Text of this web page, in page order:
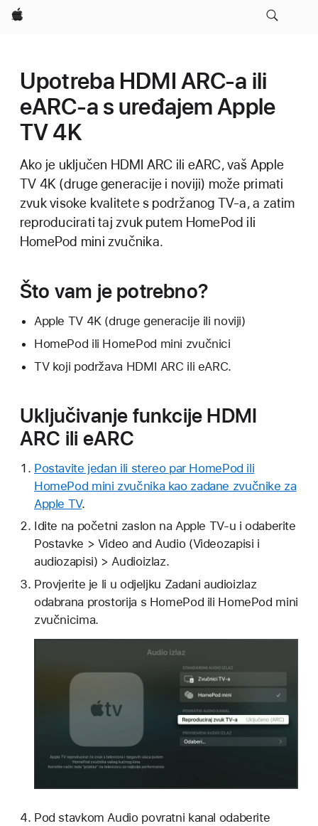
Apple
Upotreba HDMI ARC-a ili
eARC-a s uređajem Apple
TV 4K
Ako je uključen HDMI ARC ili eARC, vaš Apple
TV 4K (druge generacije i noviji) može primati
zvuk visoke kvalitete s podržanog TV-a, a zatim
reproducirati taj zvuk putem HomePod ili
HomePod mini zvučnika.
Što vam je potrebno?
Apple TV 4K (druge generacije ili noviji)
HomePod ili HomePod mini zvučnici
TV koji podržava HDMI ARC ili eARC.
Uključivanje funkcije HDMI
ARC ili eARC
Postavite jedan ili stereo par HomePod ili
HomePod mini zvučnika kao zadane zvučnike za
Apple TV.
Idite na početni zaslon na Apple TV-u i odaberite
Postavke > Video and Audio (Videozapisi i
audiozapisi) > Audioizlaz.
Provjerite je li u odjeljku Zadani audioizlaz
odabrana prostorija s HomePod ili HomePod mini
zvučnicima.
Pod stavkom Audio povratni kanal odaberite